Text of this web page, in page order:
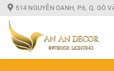
Bỏ
qua
nội
dung
514 NGUYỄN OANH, P.6, Q. GÒ